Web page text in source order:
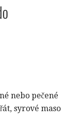
nebo pečené
syrové maso